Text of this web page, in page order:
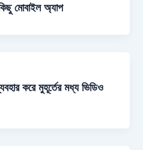
মোবাইল অ্যাপ
করে মুহূর্তের মধ্য ভিডিও